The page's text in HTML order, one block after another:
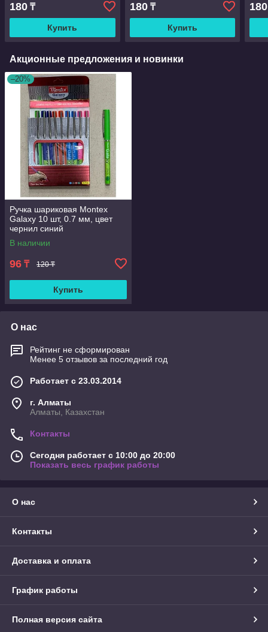
180 ₸
Купить
180₸
Купить
180
Акционные предложения и новинки
–20%
Ручка шариковая Montex
Galaxy 10 шт, 0.7 мм, цвет
чернил синий
В наличии
96 ₸ 120 ₸
Купить
О нас
Рейтинг не сформирован
Менее 5 отзывов за последний год
Работает с 23.03.2014
г. Алматы
Алматы, Казахстан
Контакты
Сегодня работает с 10:00 до 20:00
Показать весь график работы
О нас
Контакты
Доставка и оплата
График работы
Полная версия сайта